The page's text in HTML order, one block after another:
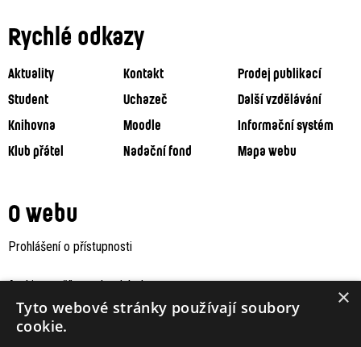
Rychlé odkazy
Aktuality Kontakt
Prodej publikací
Student
Uchazeč
Další vzdělávání
Knihovna
Moodle
Informační systém
Klub přátel
Nadační fond Mapa webu
O webu
Prohlášení o přístupnosti
Archiv staršího webu Jaboku ×
Tyto webové stránky používají soubory
cookie.